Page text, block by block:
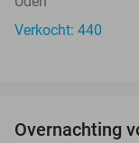
Verkocht: 440
Overnachting